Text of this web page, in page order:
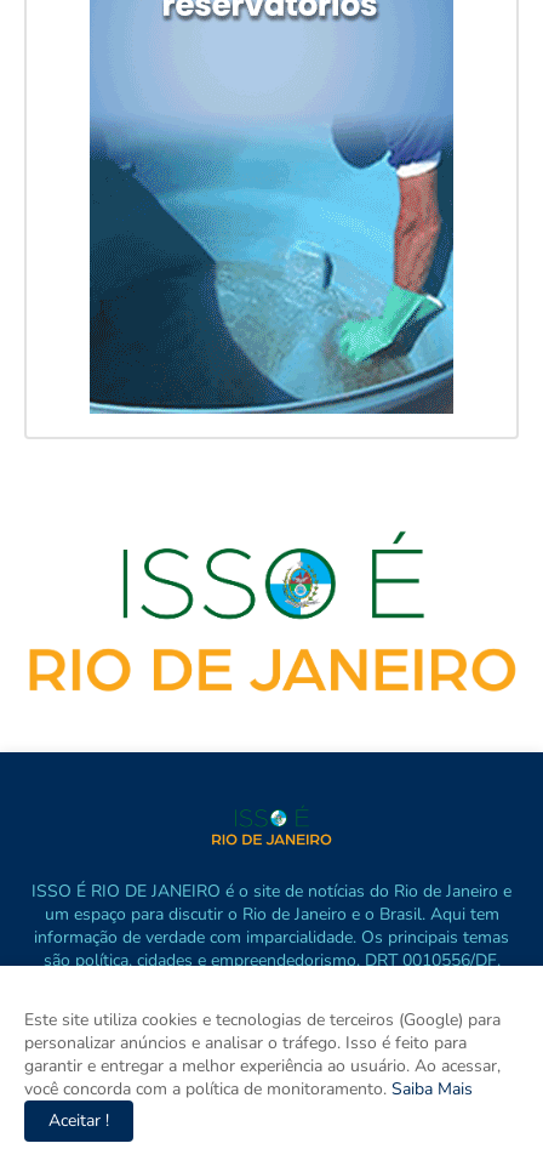
ISSO É RIO DE JANEIRO é o site de notícias do Rio de Janeiro e
um espaço para discutir o Rio de Janeiro e o Brasil. Aqui tem
informação de verdade com imparcialidade. Os principais temas
são política, cidades e empreendedorismo. DRT 0010556/DF.
Este site utiliza cookies e tecnologias de terceiros (Google) para
personalizar anúncios e analisar o tráfego. Isso é feito para
garantir e entregar a melhor experiência ao usuário. Ao acessar,
você concorda com a política de monitoramento. Saiba Mais
Aceitar !